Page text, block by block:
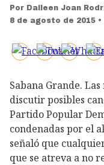
Por Daileen Joan
8 de agosto de 2015 •
Sabana Grande.
discutir posibles
Partido Popular
condenadas por el
señaló que
que se atreva a no